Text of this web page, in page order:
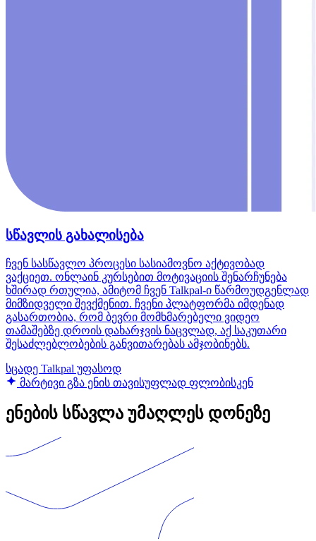
სწავლის გახალისება
ჩვენ სასწავლო პროცესი სასიამოვნო აქტივობად
ვაქციეთ. ონლაინ კურსებით მოტივაციის შენარჩუნება
ხშირად რთულია, ამიტომ ჩვენ Talkpal-ი წარმოუდგენლად
მიმზიდველი შევქმენით. ჩვენი პლატფორმა იმდენად
გასართობია, რომ ბევრი მომხმარებელი ვიდეო
თამაშებზე დროის დახარჯვის ნაცვლად, აქ საკუთარი
შესაძლებლობების განვითარებას ამჯობინებს.
სცადე Talkpal უფასოდ
მარტივი გზა ენის თავისუფლად ფლობისკენ
ენების სწავლა უმაღლეს დონეზე